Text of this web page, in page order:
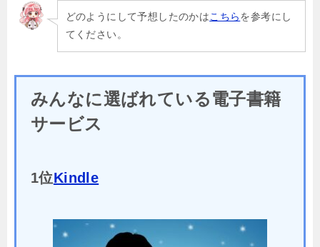
どのようにして予想したのかはこちらを参考にし
てください。
みんなに選ばれている電子書籍
サービス
1位Kindle